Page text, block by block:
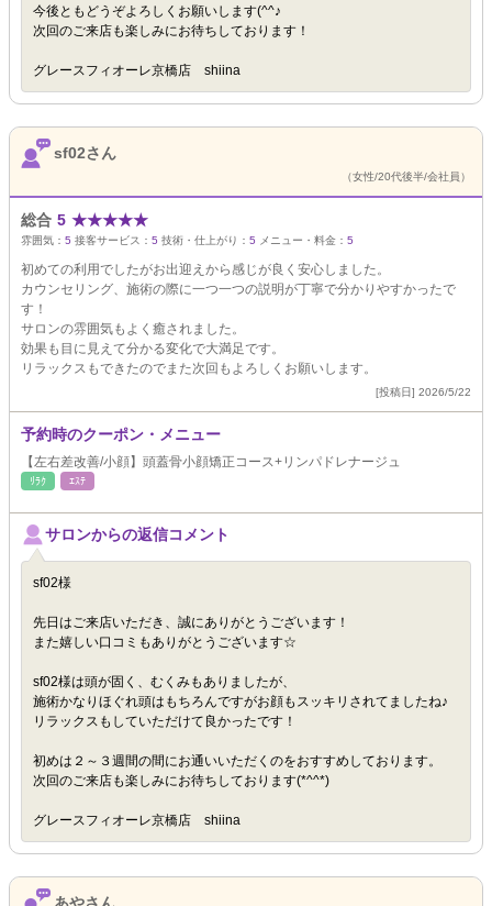
今後ともどうぞよろしくお願いします(^^♪
次回のご来店も楽しみにお待ちしております！
グレースフィオーレ京橋店 shiina
sf02さん
（女性/20代後半/会社員）
総合 5 ★★★★★
雰囲気： 5 接客サービス： 5 技術・仕上がり： 5 メニュー・料金： 5
初めての利用でしたがお出迎えから感じが良く安心しました。
カウンセリング、施術の際に一つ一つの説明が丁寧で分かりやすかったで
す！
サロンの雰囲気もよく癒されました。
効果も目に見えて分かる変化で大満足です。
リラックスもできたのでまた次回もよろしくお願いします。
[投稿日] 2026/5/22
予約時のクーポン・メニュー
【左右差改善/小顔】頭蓋骨小顔矯正コース+リンパドレナージュ
ﾘﾗｸ ｴｽﾃ
サロンからの返信コメント
sf02様
先日はご来店いただき、誠にありがとうございます！
また嬉しい口コミもありがとうございます☆
sf02様は頭が固く、むくみもありましたが、
施術かなりほぐれ頭はもちろんですがお顔もスッキリされてましたね♪
リラックスもしていただけて良かったです！
初めは２～３週間の間にお通いいただくのをおすすめしております。
次回のご来店も楽しみにお待ちしております(*^^*)
グレースフィオーレ京橋店 shiina